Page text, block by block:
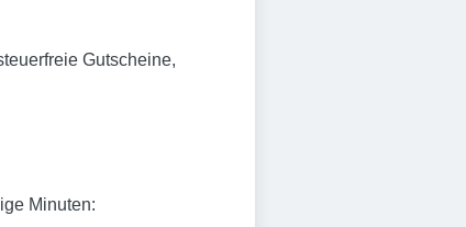
Gutscheine,
Minuten: